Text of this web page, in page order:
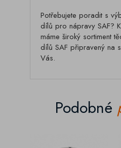
Potřebujete poradit s
dílů pro nápravy SAF?
máme široký sortiment
dílů SAF připravený na
Vás.
Podobné